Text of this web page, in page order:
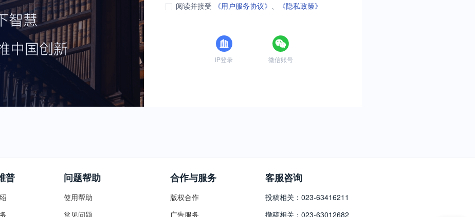
阅读并接受 《用户服务协议》 、 《隐私政策》
IP登录 微信账号
普 问题帮助
使用帮助
常见问题
合作与服务
版权合作
广告服务
客服咨询
投稿相关：023-63416211
撤稿相关：023-63012682